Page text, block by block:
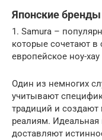
Японские бренды
1. Samura –
которые сочетают в
европейское ноу-
Один из немногих
учитывают
традиций и
реалиям. Идеальная
доставляют